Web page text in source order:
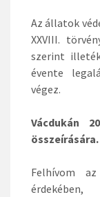
Az állatok
XXVIII.
szerint
évente
végez.
Vácdukán
összeírására.
Felhívom